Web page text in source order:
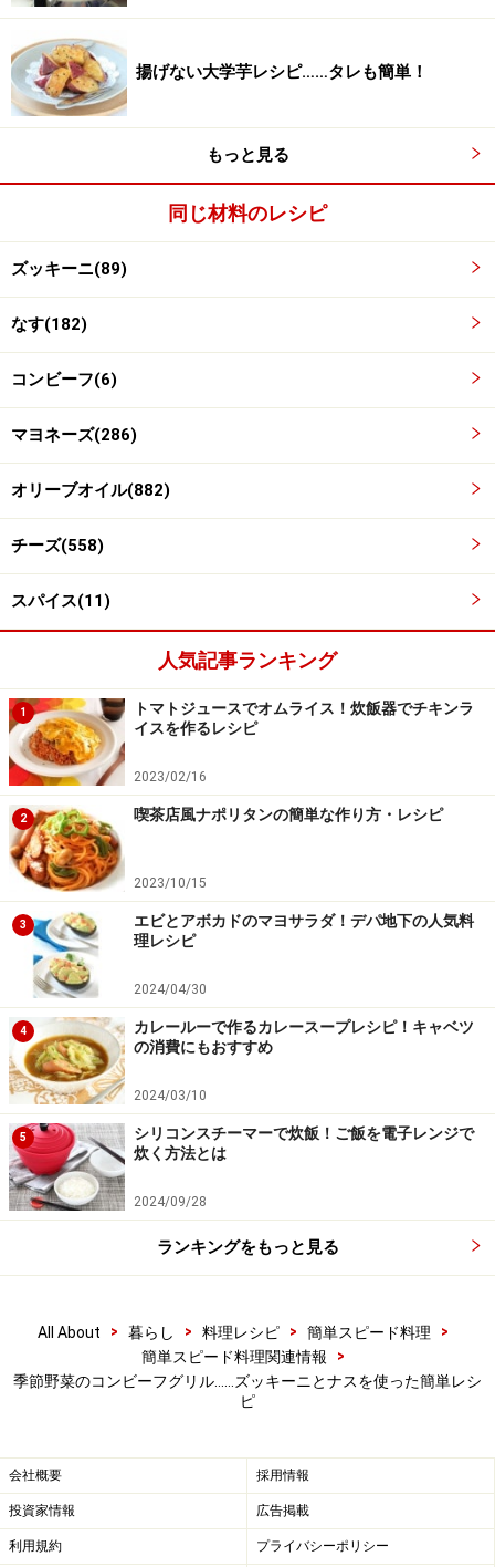
3
オーブンを220度にセット。
オーブンを220度にセットします。耐熱皿の奥から、ズ
ッキーニを一列に並べ、コンビーフマヨネーズをかけま
す。さらにナスを一列、コンビーフマヨネーズ……と繰り
ふりかけます。
4
220度で、約15分焼く。
220度で、約15分焼きます。根菜類の場合は少し長めに
焼きます。
前菜やサイドディッシュに便利なコンビーフグリルで
す。季節の野菜でお楽しみくださいね。
ワンポイントアドバイス
揚げない大学芋レシピ……タレも簡単！
もっと見る
同じ材料のレシピ
ズッキーニ(89)
なす(182)
コンビーフ(6)
マヨネーズ(286)
オリーブオイル(882)
チーズ(558)
スパイス(11)
人気記事ランキング
1
トマトジュースでオムライス！炊飯器でチキンラ
イスを作るレシピ
2023/02/16
2 喫茶店風ナポリタンの簡単な作り方・レシピ
2023/10/15
3
エビとアボカドのマヨサラダ！デパ地下の人気料
理レシピ
2024/04/30
4
カレールーで作るカレースープレシピ！キャベツ
の消費にもおすすめ
2024/03/10
5
シリコンスチーマーで炊飯！ご飯を電子レンジで
炊く方法とは
2024/09/28
ランキングをもっと見る
All About > 暮らし > 料理レシピ > 簡単スピード料理
>
簡単スピード料理関連情報
>
季節野菜のコンビーフグリル……ズッキーニとナスを使った簡単レシ
ピ
会社概要 採用情報
投資家情報 広告掲載
利用規約 プライバシーポリシー